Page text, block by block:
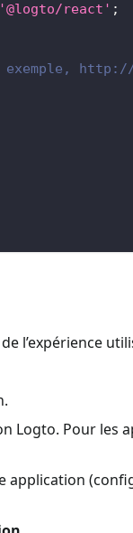
'@logto/react' ;
l’expérience
Logto. Pour les